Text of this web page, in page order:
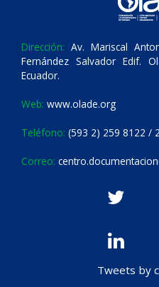
Dirección: Av. Mariscal
Fernández Salvador Edif.
Ecuador.
Web: www.olade.org
Teléfono: (593 2) 259 8122 /
Correo:
Tweets by